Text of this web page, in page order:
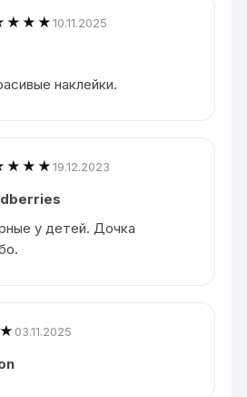
10.11.2025
наклейки.
19.12.2023
у детей. Дочка
03.11.2025